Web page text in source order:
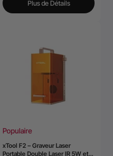
Plus de Détails
Populaire
xTool F2 – Graveur Laser
Portable Double Laser IR 5W et